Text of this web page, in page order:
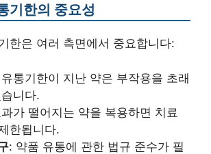
기한의 중요성
한은 여러 측면에서 중요합니다:
통기한이 지난 약은 부작용을 초래
니다.
가 떨어지는 약을 복용하면 치료
한됩니다.
: 약품 유통에 관한 법규 준수가 필